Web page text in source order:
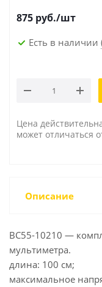
875 руб./шт
Есть в наличии
Цена
может отличаться
Описание
BC55-10210 —
мультиметра.
длина: 100 см;
максимальное